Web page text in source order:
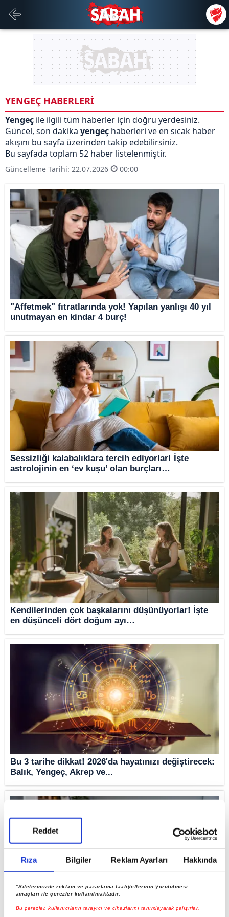
Rıza Bilgiler Reklam Ayarları Hakkında
"Sitelerimizde reklam ve pazarlama faaliyetlerinin yürütülmesi
amaçları ile çerezler kullanılmaktadır.
Bu çerezler, kullanıcıların tarayıcı ve cihazlarını tanımlayarak çalışırlar.
Reddet
YENGEÇ HABERLERİ
Yengeç ile ilgili tüm haberler için doğru yerdesiniz.
Güncel, son dakika yengeç haberleri ve en sıcak haber
akışını bu sayfa üzerinden takip edebilirsiniz.
Bu sayfada toplam 52 haber listelenmiştir.
Güncelleme Tarihi: 22.07.2026 00:00
"Affetmek" fıtratlarında yok! Yapılan yanlışı 40 yıl
unutmayan en kindar 4 burç!
Sessizliği kalabalıklara tercih ediyorlar! İşte
astrolojinin en ‘ev kuşu’ olan burçları…
Kendilerinden çok başkalarını düşünüyorlar! İşte
en düşünceli dört doğum ayı…
Bu 3 tarihe dikkat! 2026'da hayatınızı değiştirecek:
Balık, Yengeç, Akrep ve...
Affetmeyi akıllarından bile geçirmiyorlar! İhanetleri